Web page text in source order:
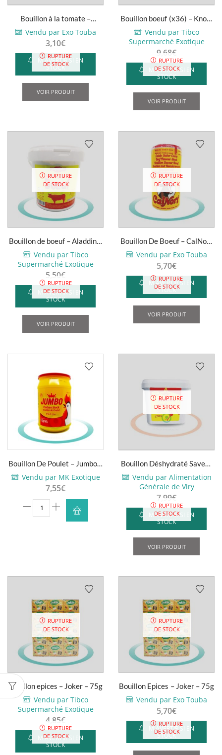
du
produit
du
produit
Bouillon à la tomate –
Number One – 500g
Vendu par Exo Touba
3,10€
RUPTURE
DE STOCK
M'AVERTIR SI EN
STOCK
VOIR PRODUIT
Bouillon boeuf (x36) – Knorr
– 2x9g
Vendu par Tibco
Supermarché Exotique
9,68€
RUPTURE
DE STOCK
M'AVERTIR SI EN
STOCK
VOIR PRODUIT
RUPTURE
DE STOCK
Bouillon de boeuf – Aladdin –
1kg
Vendu par Tibco
Supermarché Exotique
5,50€
RUPTURE
DE STOCK
M'AVERTIR SI EN
STOCK
VOIR PRODUIT
RUPTURE
DE STOCK
Bouillon De Boeuf – CalNort
– 1kg
Vendu par Exo Touba
5,70€
RUPTURE
DE STOCK
M'AVERTIR SI EN
STOCK
VOIR PRODUIT
Bouillon De Poulet – Jumbo –
1kg
Vendu par MK Exotique
7,55€
quantité
de
Jumbo
1kg
RUPTURE
DE STOCK
Bouillon Déshydraté Saveur
Poulet – Maggi – 900g...
Vendu par Alimentation
Générale de Viry
7,99€
RUPTURE
DE STOCK
M'AVERTIR SI EN
STOCK
VOIR PRODUIT
RUPTURE
DE STOCK
Bouillon epices – Joker – 75g
Vendu par Tibco
Supermarché Exotique
4,85€
RUPTURE
DE STOCK
M'AVERTIR SI EN
STOCK
RUPTURE
DE STOCK
Bouillon Epices – Joker – 75g
Vendu par Exo Touba
5,70€
RUPTURE
DE STOCK
M'AVERTIR SI EN
STOCK